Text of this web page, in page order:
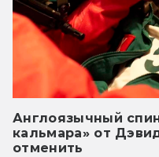
Англоязычный
кальмара» от
отменить